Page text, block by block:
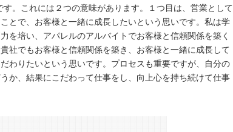
。これには２つの意味があります。１つ目は、営業として
とで、お客様と一緒に成長したいという思いです。私は学
を培い、アパレルのアルバイトでお客様と信頼関係を築く
社でもお客様と信頼関係を築き、お客様と一緒に成長して
わりたいという思いです。プロセスも重要ですが、自分の
か、結果にこだわって仕事をし、向上心を持ち続けて仕事